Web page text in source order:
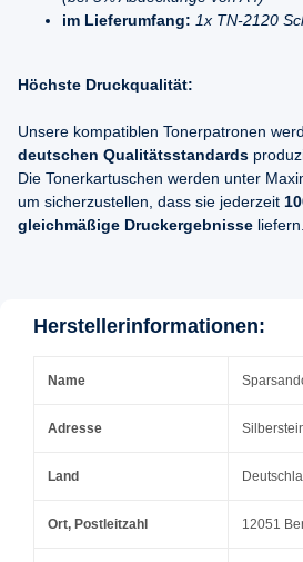
im Lieferumfang: 1x TN-2120
Höchste Druckqualität:
Unsere kompatiblen Tonerpatronen
deutschen Qualitätsstandards
Die Tonerkartuschen werden unter
um sicherzustellen, dass sie jederzeit
gleichmäßige Druckergebnisse liefern.
Herstellerinformationen:
Name
Adresse
Land
Ort, Postleitzahl 12051